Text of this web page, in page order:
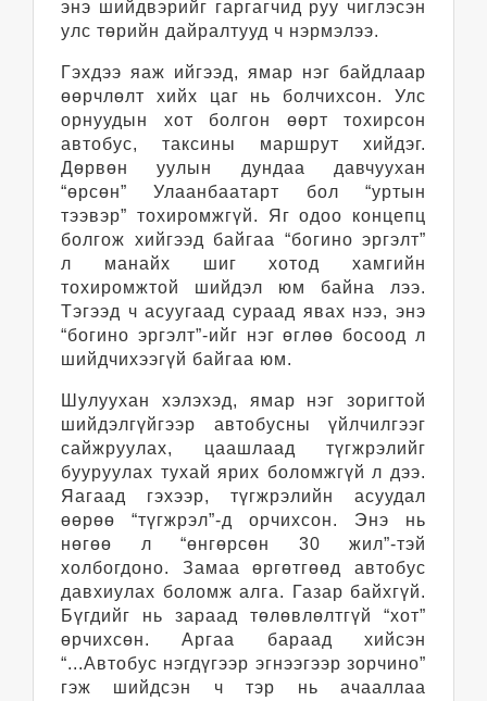
энэ шийдвэрийг гаргагчид руу чиглэсэн
улс төрийн дайралтууд ч нэрмэлээ.
Гэхдээ яаж ийгээд, ямар нэг байдлаар
өөрчлөлт хийх цаг нь болчихсон. Улс
орнуудын хот болгон өөрт тохирсон
автобус, таксины маршрут хийдэг.
Дөрвөн уулын дундаа давчуухан
“өрсөн” Улаанбаатарт бол “уртын
тээвэр” тохиромжгүй. Яг одоо концепц
болгож хийгээд байгаа “богино эргэлт”
л манайх шиг хотод хамгийн
тохиромжтой шийдэл юм байна лээ.
Тэгээд ч асуугаад сураад явах нээ, энэ
“богино эргэлт”-ийг нэг өглөө босоод л
шийдчихээгүй байгаа юм.
Шулуухан хэлэхэд, ямар нэг зоригтой
шийдэлгүйгээр автобусны үйлчилгээг
сайжруулах, цаашлаад түгжрэлийг
бууруулах тухай ярих боломжгүй л дээ.
Яагаад гэхээр, түгжрэлийн асуудал
өөрөө “түгжрэл”-д орчихсон. Энэ нь
нөгөө л “өнгөрсөн 30 жил”-тэй
холбогдоно. Замаа өргөтгөөд автобус
давхиулах боломж алга. Газар байхгүй.
Бүгдийг нь зараад төлөвлөлтгүй “хот”
өрчихсөн. Аргаа бараад хийсэн
“...Автобус нэгдүгээр эгнээгээр зорчино”
гэж шийдсэн ч тэр нь ачааллаа